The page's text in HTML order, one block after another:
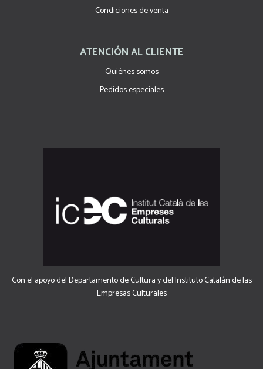
Condiciones de venta
ATENCIÓN AL CLIENTE
Quiénes somos
Pedidos especiales
Con el apoyo del Departamento de Cultura y del Instituto Catalán de las
Empresas Culturales